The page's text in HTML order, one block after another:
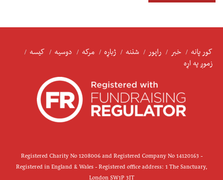
کور پانه خبر راپور شننه ژباړه مرکه دوسیه
کیسه
زموږ په اړه
Registered Charity No 1208006 and Registered Company No 14120163 -
Registered in England & Wales - Registered office address: 1 The Sanctuary,